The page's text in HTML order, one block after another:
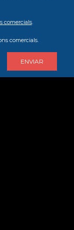
comercials.
comercials.